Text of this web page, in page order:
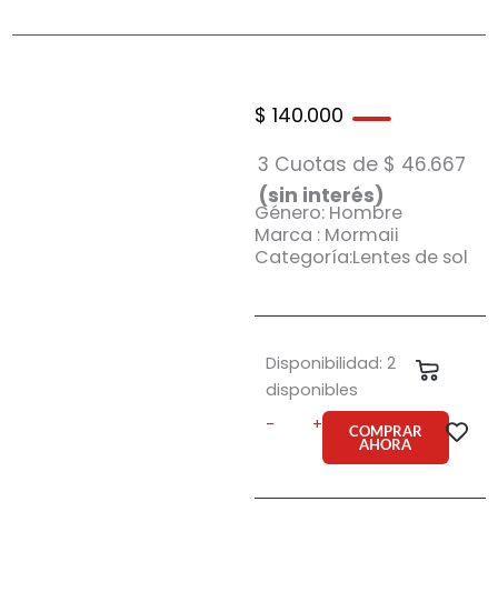
$ 140.000
3 Cuotas de $ 46.667
(sin interés)
Género: Hombre
Marca : Mormaii
Categoría:Lentes de sol
Disponibilidad: 2
disponibles
-
Anteojo
de
Mormaii
C1P
+ COMPRAR
AHORA